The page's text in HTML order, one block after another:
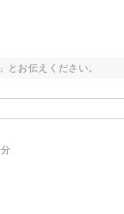
とお伝えください。